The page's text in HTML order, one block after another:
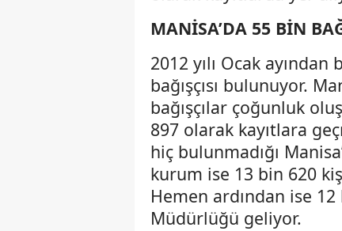
MANİSA’DA 55 BİN
2012 yılı Ocak
bağışçısı bulunuyor.
bağışçılar çoğunluk
897 olarak kayıtlara
hiç bulunmadığı
kurum ise 13 bin 620
Hemen ardından ise 12
Müdürlüğü geliyor.